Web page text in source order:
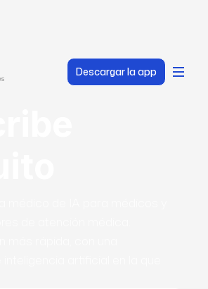
Descargar la app